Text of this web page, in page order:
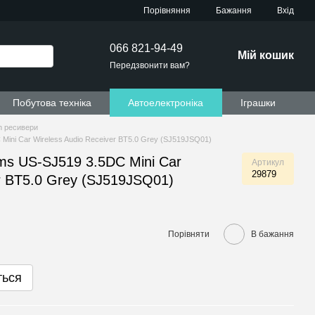
Порівняння Бажання Вхід
066 821-94-49
Передзвонити вам?
Мій кошик
Побутова техніка Автоелектроніка Іграшки
ресивери
Car Wireless Audio Receiver BT5.0 Grey (SJ519JSQ01)
US-SJ519 3.5DC Mini Car
Grey (SJ519JSQ01)
Артикул
29879
Порівняти В бажання